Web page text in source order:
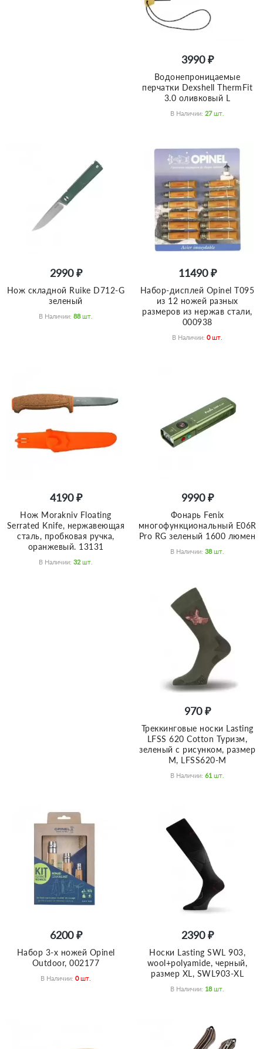
3990 ₽
Водонепроницаемые
перчатки Dexshell ThermFit
3.0 оливковый L
В Наличии: 27 Шт.
2990 ₽
Нож складной Ruike D712-G
зеленый
В Наличии: 88 Шт.
11490 ₽
Набор-дисплей Opinel T095
из 12 ножей разных
размеров из нержав стали,
000938
В Наличии: 0 Шт.
4190 ₽
Нож Morakniv Floating
Serrated Knife, нержавеющая
сталь, пробковая ручка,
оранжевый. 13131
В Наличии: 32 Шт.
9990 ₽
Фонарь Fenix
многофункциональный E06R
Pro RG зеленый 1600 люмен
В Наличии: 38 Шт.
970 ₽
Треккинговые носки Lasting
LFSS 620 Cotton Туризм,
зеленый с рисунком, размер
M, LFSS620-M
В Наличии: 61 Шт.
6200 ₽
Набор 3-x ножей Opinel
Outdoor, 002177
В Наличии: 0 Шт.
2390 ₽
Носки Lasting SWL 903,
wool+polyamide, черный,
размер XL, SWL903-XL
В Наличии: 18 Шт.